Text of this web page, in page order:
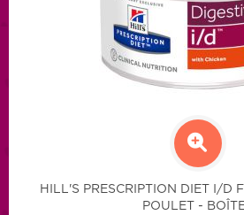
HILL'S PRESCRIPTION DIET I/D
POULET -